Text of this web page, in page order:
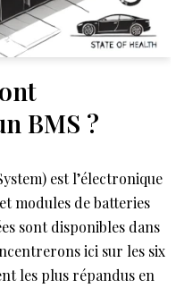
BMS ?
est l’électronique
modules de batteries
sont disponibles dans
ici sur les six
les plus répandus en